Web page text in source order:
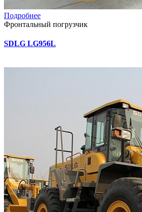
Подробнее
Фронтальный погрузчик
SDLG LG956L